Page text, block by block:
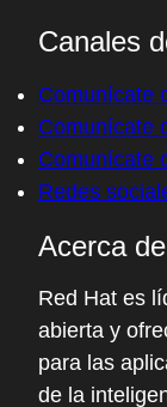
Canales
Comunícate
Comunícate
Comunícate
Redes
Acerca
Red Hat es
abierta y
para las
de la